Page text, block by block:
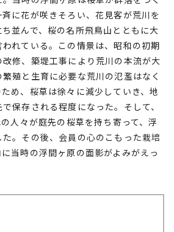
に花が咲きそろい、花見客が荒川を
並んで、桜の名所飛鳥山とともに大
れている。この情景は、昭和の初期
修、築堤工事により荒川の本流が大
殖と生育に必要な荒川の氾濫はなく
め、桜草は徐々に減少していき、地
保存される程度になった。そして、
人々が庭先の桜草を持ち寄って、浮
。その後、会員の心のこもった栽培
当時の浮間ヶ原の面影がよみがえっ